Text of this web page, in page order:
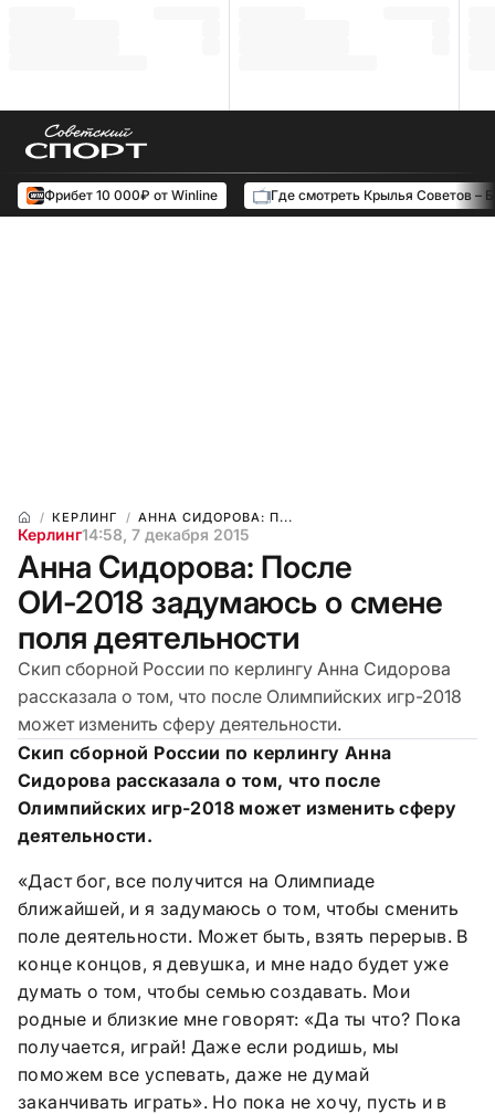
Фрибет 10 000₽ от Winline Где смотреть Крылья Советов –
КЕРЛИНГ АННА СИДОРОВА: П...
Керлинг14:58, 7 декабря 2015
Анна Сидорова: После
ОИ-2018 задумаюсь о смене
поля деятельности
Скип сборной России по керлингу Анна Сидорова
рассказала о том, что после Олимпийских игр-2018
может изменить сферу деятельности.
Скип сборной России по керлингу Анна
Сидорова рассказала о том, что после
Олимпийских игр-2018 может изменить сферу
деятельности.
«Даст бог, все получится на Олимпиаде
ближайшей, и я задумаюсь о том, чтобы сменить
поле деятельности. Может быть, взять перерыв. В
конце концов, я девушка, и мне надо будет уже
думать о том, чтобы семью создавать. Мои
родные и близкие мне говорят: «Да ты что? Пока
получается, играй! Даже если родишь, мы
поможем все успевать, даже не думай
заканчивать играть». Но пока не хочу, пусть и в